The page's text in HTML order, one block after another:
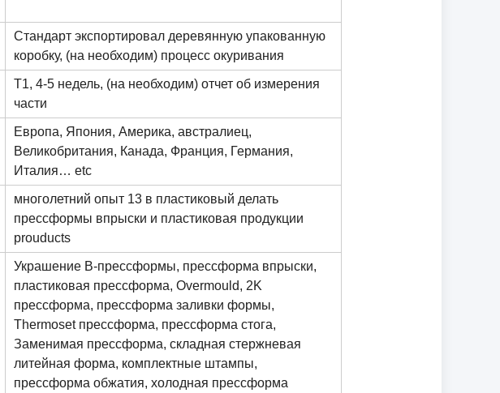
Стандарт экспортировал деревянную упакованную
коробку, (на необходим) процесс окуривания
T1, 4-5 недель, (на необходим) отчет об измерения
части
Европа, Япония, Америка, австралиец,
Великобритания, Канада, Франция, Германия,
Италия… etc
многолетний опыт 13 в пластиковый делать
прессформы впрыски и пластиковая продукции
prouducts
Украшение В-прессформы, прессформа впрыски,
пластиковая прессформа, Overmould, 2K
прессформа, прессформа заливки формы,
Thermoset прессформа, прессформа стога,
Заменимая прессформа, складная стержневая
литейная форма, комплектные штампы,
прессформа обжатия, холодная прессформа